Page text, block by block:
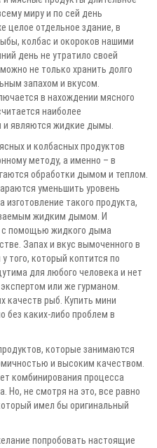
миру и по сей день
целое отдельное здание, в
колбас и окороков нашими
день не утратило своей
не только хранить долго
запахом и вкусом.
в нахождении мясного
наиболее
и являются жидкие дымы.
и колбасных продуктов
методу, а именно – в
обработки дымом и теплом.
уменьшить уровень
изготовление такого продукта,
жидким дымом. И
с помощью жидкого дыма
Запах и вкус вымоченного в
того, который коптится по
для любого человека и нет
или же гурманом.
качеств рыб. Купить мини
без каких-либо проблем в
которые занимаются
и высоким качеством.
комбинирования процесса
Но, не смотря на это, все равно
имел бы оригинальный
попробовать настоящие